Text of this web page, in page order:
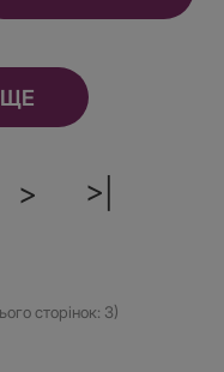
> >|
сторінок: 3)